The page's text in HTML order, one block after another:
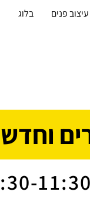
עיצוב פנים בלוג